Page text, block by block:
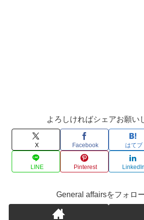
よろしければシェアお願い
X Facebook はてブ
LINE Pinterest LinkedIn
General affairsをフォロ